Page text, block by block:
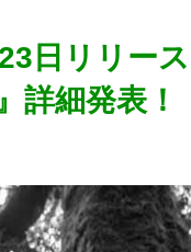
日リリー
詳細発表！